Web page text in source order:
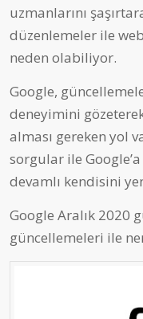
uzmanlarını
düzenlemeler ile
neden olabiliyor.
Google,
deneyimini
alması gereken yol
sorgular ile
devamlı kendisini
Google Aralık 2020
güncellemeleri ile